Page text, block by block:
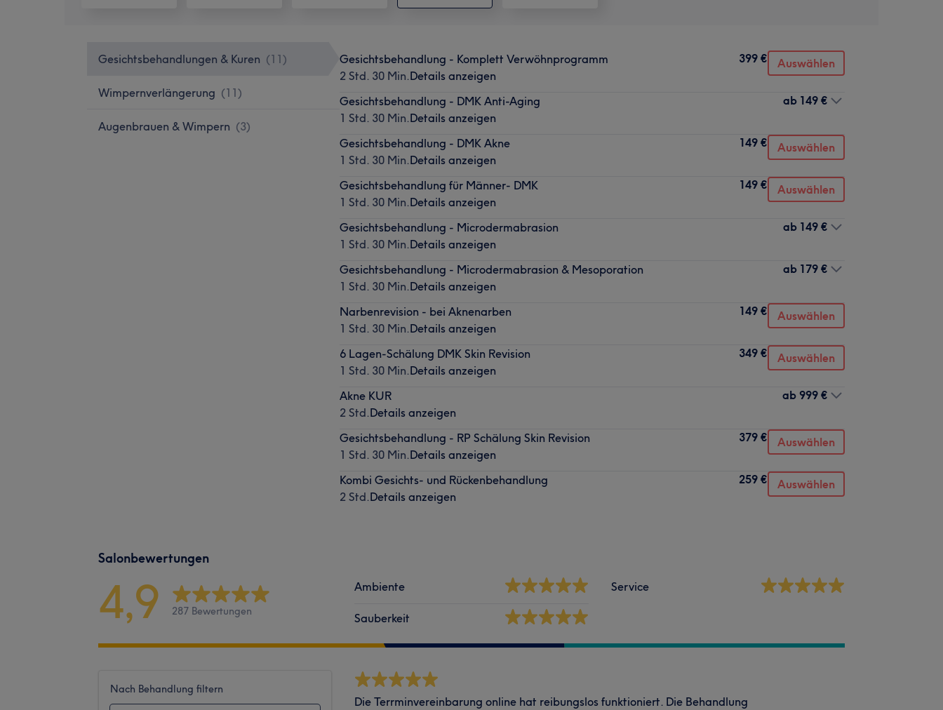
Gesichtsbehandlungen & Kuren (11 )
Wimpernverlängerung (11)
Augenbrauen & Wimpern (3)
Gesichtsbehandlung - Komplett Verwöhnprogramm
2 Std. 30 Min.Details anzeigen
399 € Auswählen
Gesichtsbehandlung - DMK Anti-Aging
1 Std. 30 Min.Details anzeigen
ab 149 €
Gesichtsbehandlung - DMK Akne
1 Std. 30 Min.Details anzeigen
149 € Auswählen
Gesichtsbehandlung für Männer- DMK
1 Std. 30 Min.Details anzeigen
149 € Auswählen
Gesichtsbehandlung - Microdermabrasion
1 Std. 30 Min.Details anzeigen
ab 149 €
Gesichtsbehandlung - Microdermabrasion & Mesoporation
1 Std. 30 Min.Details anzeigen
ab 179 €
Narbenrevision - bei Aknenarben
1 Std. 30 Min.Details anzeigen
149 € Auswählen
6 Lagen-Schälung DMK Skin Revision
1 Std. 30 Min.Details anzeigen
349 € Auswählen
Akne KUR
2 Std.Details anzeigen
ab 999 €
Gesichtsbehandlung - RP Schälung Skin Revision
1 Std. 30 Min.Details anzeigen
379 € Auswählen
Kombi Gesichts- und Rückenbehandlung
2 Std.Details anzeigen
259 € Auswählen
Salonbewertungen
4,9 287 Bewertungen
Ambiente
Sauberkeit
Service
Nach Behandlung filtern
Die Terrminvereinbarung online hat reibungslos funktioniert. Die Behandlung